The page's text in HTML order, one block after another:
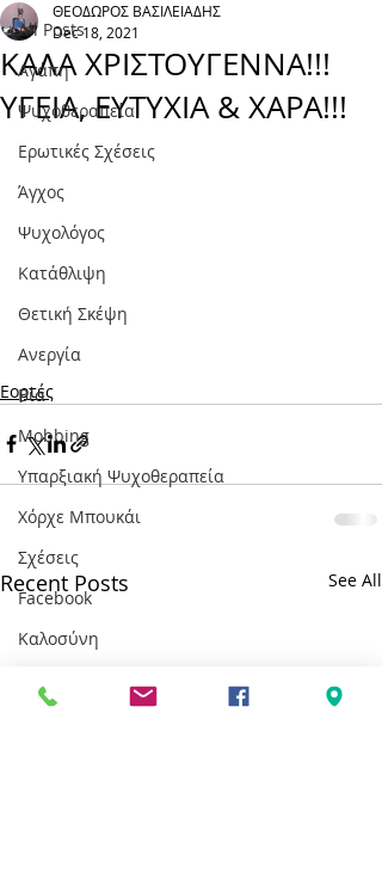
All Posts
Αγάπη
Ψυχοθεραπεία
Ερωτικές Σχέσεις
Άγχος
Ψυχολόγος
Κατάθλιψη
Θετική Σκέψη
Ανεργία
Βία
Mobbing
Υπαρξιακή Ψυχοθεραπεία
Χόρχε Μπουκάι
Σχέσεις
Facebook
Καλοσύνη
ΚΑΛΑ ΧΡΙΣΤΟΥΓΕΝΝΑ!!!
ΥΓΕΙΑ, ΕΥΤΥΧΙΑ & ΧΑΡΑ!!!
ΘΕΟΔΩΡΟΣ ΒΑΣΙΛΕΙΑΔΗΣ
Dec 18, 2021
Εορτές
Recent Posts See All